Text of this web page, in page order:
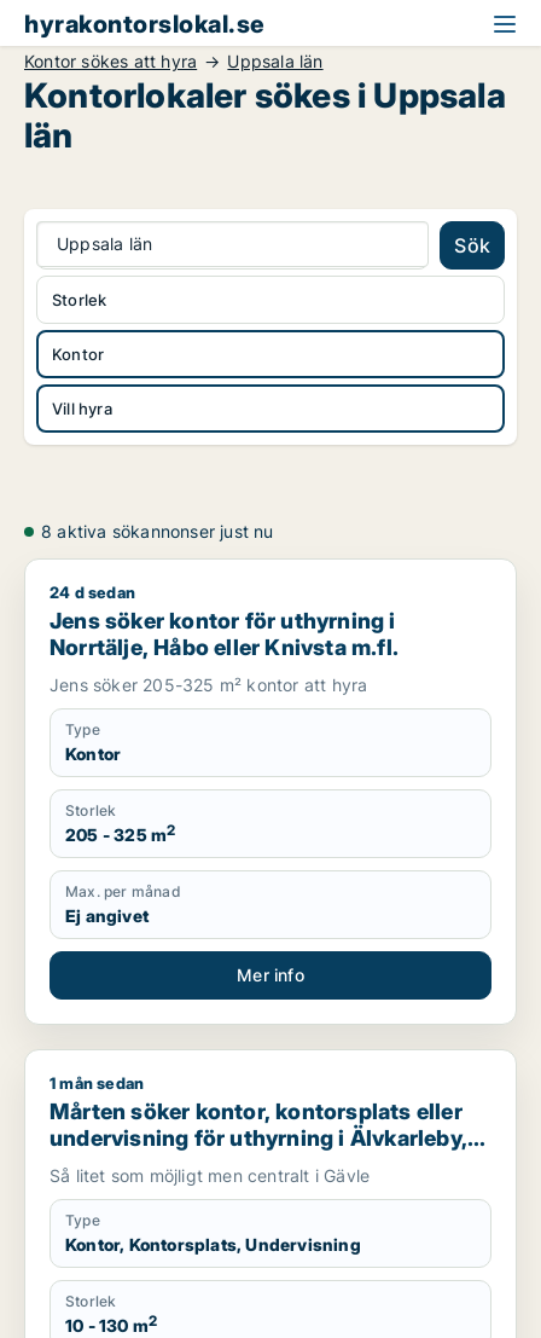
hyrakontorslokal.se
Kontor sökes att hyra Uppsala län
Kontorlokaler sökes i Uppsala
län
Uppsala län Sök
Kontor
Vill hyra
Storlek
8 aktiva sökannonser just nu
Jens söker kontor för uthyrning i Norrtälje, Håbo eller
24 d sedan
Jens söker kontor för uthyrning i
Norrtälje, Håbo eller Knivsta m.fl.
Jens söker 205-325 m² kontor att hyra
Type
Kontor
Storlek
205 - 325 m2
Max. per månad
Ej angivet
Mer info
Mårten söker kontor, kontorsplats eller undervisning för
1 mån sedan
Mårten söker kontor, kontorsplats eller
undervisning för uthyrning i Älvkarleby,
Heby eller Tierp m.fl.
Så litet som möjligt men centralt i Gävle
Type
Kontor, Kontorsplats, Undervisning
Storlek
10 - 130 m2